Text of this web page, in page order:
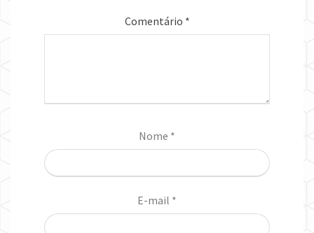
Comentário *
Nome *
E-mail *